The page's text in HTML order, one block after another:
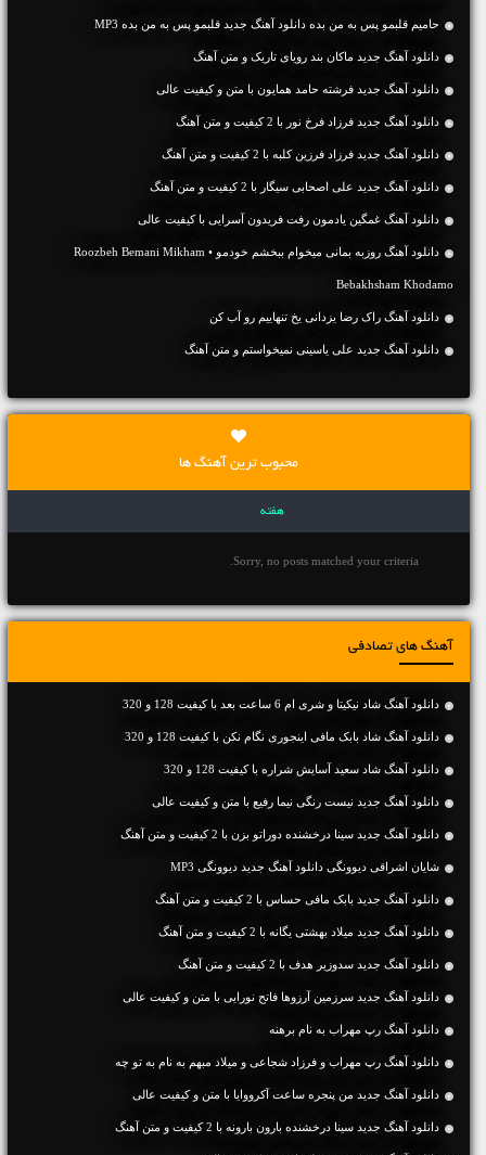
حامیم قلبمو پس به من بده دانلود آهنگ جدید قلبمو پس به من بده MP3
دانلود آهنگ جديد ماکان بند رویای تاریک و متن آهنگ
دانلود آهنگ جديد فرشته حامد همایون با متن و کیفیت عالی
دانلود آهنگ جديد فرزاد فرخ نور با 2 کیفیت و متن آهنگ
دانلود آهنگ جديد فرزاد فرزین کلبه با 2 کیفیت و متن آهنگ
دانلود آهنگ جديد علی اصحابی سیگار با 2 کیفیت و متن آهنگ
دانلود آهنگ غمگین یادمون رفت فریدون آسرایی با کیفیت عالی
دانلود آهنگ روزبه بمانی میخوام ببخشم خودمو • Roozbeh Bemani Mikham
Bebakhsham Khodamo
دانلود آهنگ راک رضا یزدانی یخ تنهاییم رو آب کن
دانلود آهنگ جديد علی یاسینی نمیخواستم و متن آهنگ
محبوب ترین آهنگ ها
هفته
Sorry, no posts matched your criteria.
آهنگ های تصادفی
دانلود آهنگ شاد نیکیتا و شری ام 6 ساعت بعد با کیفیت 128 و 320
دانلود آهنگ شاد بابک مافی اینجوری نگام نکن با کیفیت 128 و 320
دانلود آهنگ شاد سعید آسایش شراره با کیفیت 128 و 320
دانلود آهنگ جديد نیست رنگی نیما رفیع با متن و کیفیت عالی
دانلود آهنگ جديد سینا درخشنده دوراتو بزن با 2 کیفیت و متن آهنگ
شایان اشراقی دیوونگی دانلود آهنگ جدید دیوونگی MP3
دانلود آهنگ جديد بابک مافی حساس با 2 کیفیت و متن آهنگ
دانلود آهنگ جديد میلاد بهشتی یگانه با 2 کیفیت و متن آهنگ
دانلود آهنگ جديد سدوزیر هدف با 2 کیفیت و متن آهنگ
دانلود آهنگ جديد سرزمین آرزوها فاتح نورایی با متن و کیفیت عالی
دانلود آهنگ رپ مهراب به نام برهنه
دانلود آهنگ رپ مهراب و فرزاد شجاعی و میلاد مبهم به نام به تو چه
دانلود آهنگ جديد من پنجره ساعت آکرووایا با متن و کیفیت عالی
دانلود آهنگ جديد سینا درخشنده بارون بارونه با 2 کیفیت و متن آهنگ